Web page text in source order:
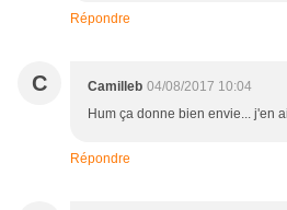
Répondre
C Camilleb 04/08/2017 10:04
Hum ça donne bien envie... j'en
Répondre